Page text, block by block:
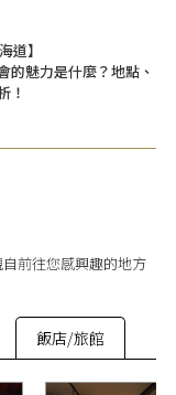
道】
的魅力是什麼？地點、
！
前往您感興趣的地方
飯店/旅館